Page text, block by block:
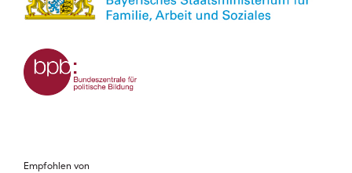
Empfohlen von